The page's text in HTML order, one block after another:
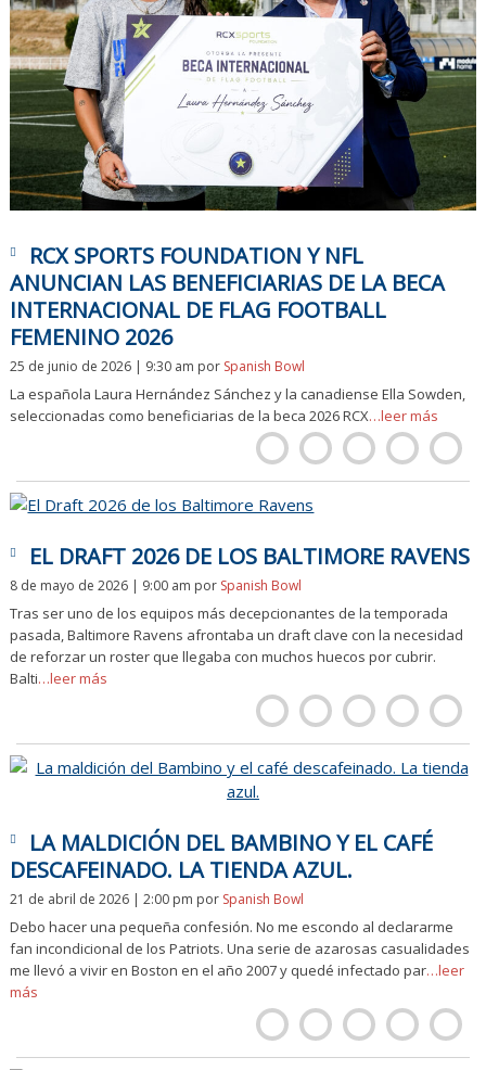
RCX SPORTS FOUNDATION Y NFL
ANUNCIAN LAS BENEFICIARIAS DE LA BECA
INTERNACIONAL DE FLAG FOOTBALL
FEMENINO 2026
25 de junio de 2026 | 9:30 am por Spanish Bowl
La española Laura Hernández Sánchez y la canadiense Ella Sowden,
seleccionadas como beneficiarias de la beca 2026 RCX…leer más
EL DRAFT 2026 DE LOS BALTIMORE RAVENS
8 de mayo de 2026 | 9:00 am por Spanish Bowl
Tras ser uno de los equipos más decepcionantes de la temporada
pasada, Baltimore Ravens afrontaba un draft clave con la necesidad
de reforzar un roster que llegaba con muchos huecos por cubrir.
Balti…leer más
LA MALDICIÓN DEL BAMBINO Y EL CAFÉ
DESCAFEINADO. LA TIENDA AZUL.
21 de abril de 2026 | 2:00 pm por Spanish Bowl
Debo hacer una pequeña confesión. No me escondo al declararme
fan incondicional de los Patriots. Una serie de azarosas casualidades
me llevó a vivir en Boston en el año 2007 y quedé infectado par…leer
más